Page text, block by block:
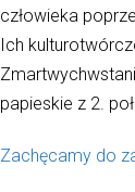
człowieka
Ich
papieskie z 2.
Zachęcamy do